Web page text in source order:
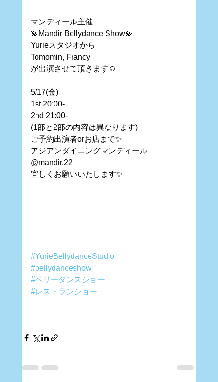
マンディール主催
💫Mandir Bellydance Show💫
Yurieスタジオから
Tomomin, Francy
が出演させて頂きます☺️
5/17(金)
1st 20:00-
2nd 21:00-
(1部と2部の内容は異なります)
ご予約出演者orお店まで✨
アジアンダイニングマンディール
@mandir.22
宜しくお願いいたします✨
#YurieBellydanceStudio
#bellydanceshow
#ベリーダンスショー
#レストランショー